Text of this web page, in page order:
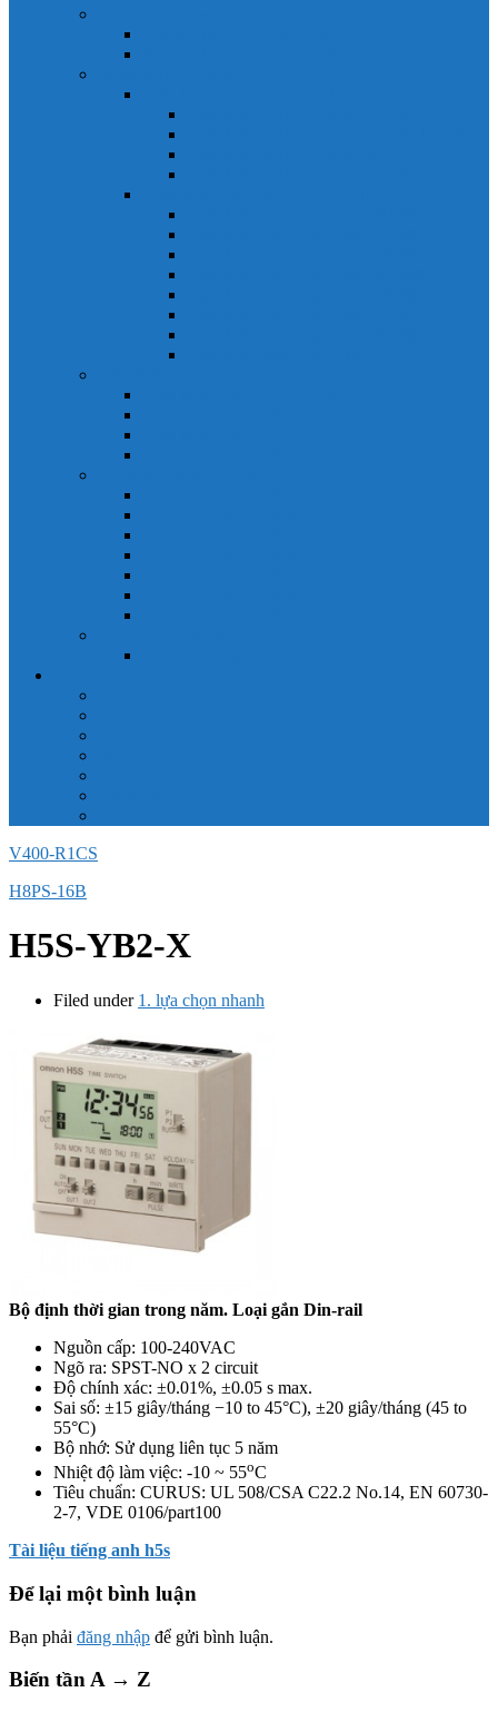
V400-R1CS
H8PS-16B
H5S-YB2-X
Filed under 1. lựa chọn nhanh
Bộ định thời gian trong năm. Loại gắn Din-rail
Nguồn cấp: 100-240VAC
Ngõ ra: SPST-NO x 2 circuit
Độ chính xác: ±0.01%, ±0.05 s max.
Sai số: ±15 giây/tháng −10 to 45°C), ±20 giây/tháng (45 to
55°C)
Bộ nhớ: Sử dụng liên tục 5 năm
Nhiệt độ làm việc: -10 ~ 55oC
Tiêu chuẩn: CURUS: UL 508/CSA C22.2 No.14, EN 60730-
2-7, VDE 0106/part100
Tài liệu tiếng anh h5s
Để lại một bình luận
Bạn phải đăng nhập để gửi bình luận.
Biến tần A → Z